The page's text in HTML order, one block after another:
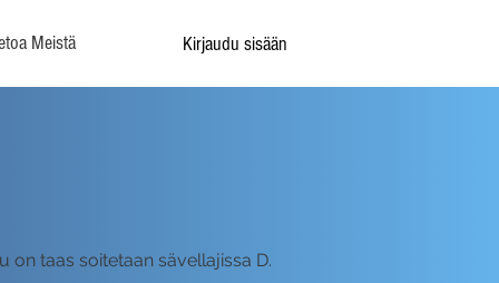
Meistä Kirjaudu sisään
taas soitetaan sävellajissa D.